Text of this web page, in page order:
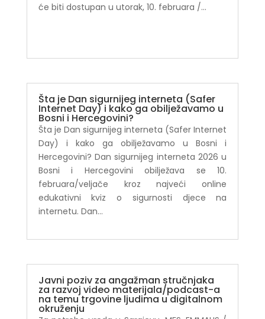
će biti dostupan u utorak, 10. februara /...
Šta je Dan sigurnijeg interneta (Safer
Internet Day) i kako ga obilježavamo u
Bosni i Hercegovini?
Šta je Dan sigurnijeg interneta (Safer Internet
Day) i kako ga obilježavamo u Bosni i
Hercegovini? Dan sigurnijeg interneta 2026 u
Bosni i Hercegovini obilježava se 10.
februara/veljače kroz najveći online
edukativni kviz o sigurnosti djece na
internetu. Dan...
Javni poziv za angažman stručnjaka
za razvoj video materijala/podcast-a
na temu trgovine ljudima u digitalnom
okruženju